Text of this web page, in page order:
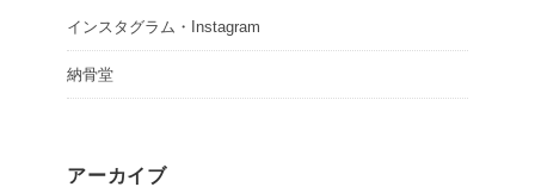
インスタグラム・Instagram
納骨堂
アーカイブ